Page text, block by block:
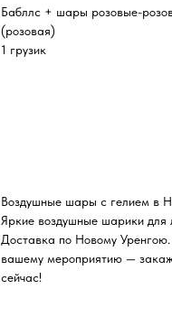
Бабллс + шары розовые-
(розовая)
1 грузик
Воздушные шары с гелием в
Яркие воздушные шарики для
Доставка по Новому
вашему мероприятию —
сейчас!